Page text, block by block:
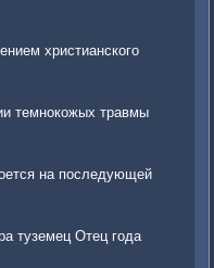
христианского
темнокожых травмы
на последующей
туземец Отец года